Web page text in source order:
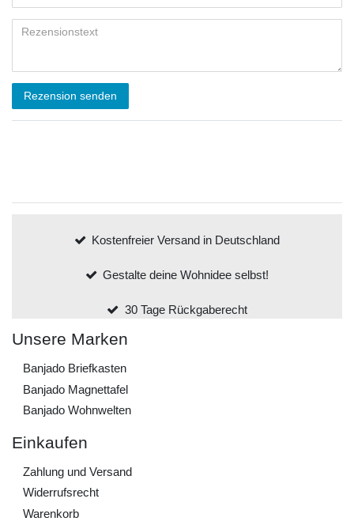
Rezension senden
Kostenfreier Versand in Deutschland
Gestalte deine Wohnidee selbst!
30 Tage Rückgaberecht
Unsere Marken
Banjado Briefkasten
Banjado Magnettafel
Banjado Wohnwelten
Einkaufen
Zahlung und Versand
Widerrufs­recht
Warenkorb